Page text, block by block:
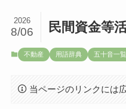
民間資金等
2026
8/06
不動産 用語辞典 五十音一覧
当ページのリンクには